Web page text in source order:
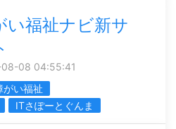
い福祉ナビ新サ
08 04:55:41
がい福祉
ITさぽーとぐんま